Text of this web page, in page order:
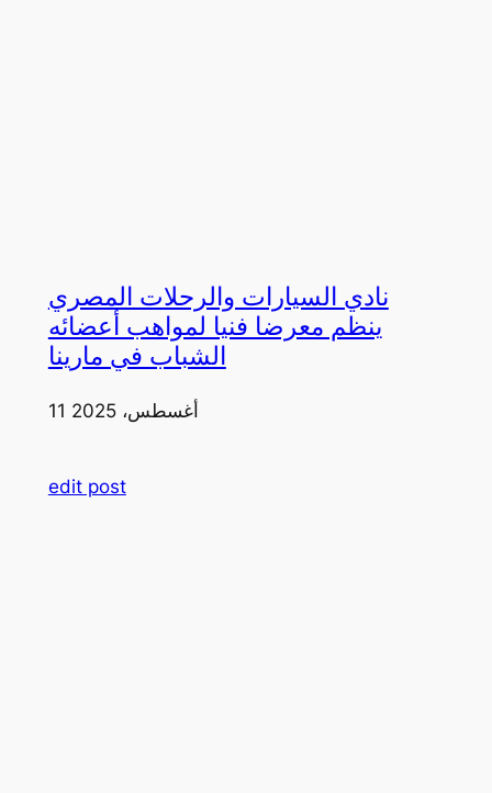
نادي السيارات والرحلات المصري
ينظم معرضا فنيا لمواهب أعضائه
الشباب في مارينا
11 أغسطس، 2025
edit post